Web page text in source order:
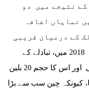
کے نتیجے میں دو
نمایاں اضافہ
کے درمیان قریبی
اور خصوصی تعلقات مضبوط ہوئے۔ 2018 میں، تبادلے کے
معاہدے میں تین سال کی توسیع کی گئی اور اس کا حجم 20 بلین
گیا، کیونکہ چین سب سے بڑا